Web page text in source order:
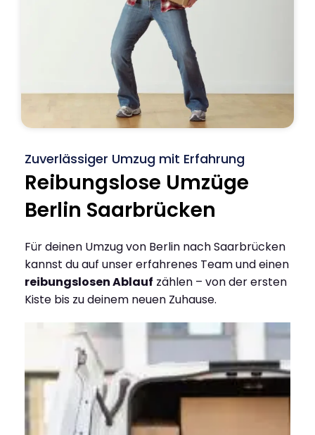
Zuverlässiger Umzug mit Erfahrung
Reibungslose Umzüge
Berlin Saarbrücken
Für deinen Umzug von Berlin nach Saarbrücken
kannst du auf unser erfahrenes Team und einen
reibungslosen Ablauf zählen – von der ersten
Kiste bis zu deinem neuen Zuhause.